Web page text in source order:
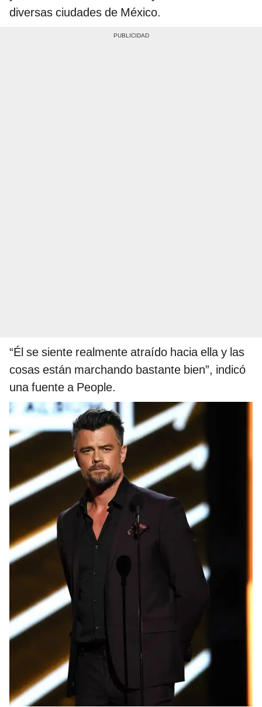
diversas ciudades de México.
“Él se siente realmente atraído hacia ella y las
cosas están marchando bastante bien”, indicó
una fuente a People.